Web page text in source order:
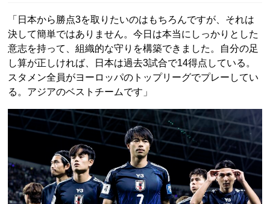
「日本から勝点3を取りたいのはもちろんですが、それは
決して簡単ではありません。今日は本当にしっかりとした
意志を持って、組織的な守りを構築できました。自分の足
し算が正しければ、日本は過去3試合で14得点している。
スタメン全員がヨーロッパのトップリーグでプレーしてい
る。アジアのベストチームです」